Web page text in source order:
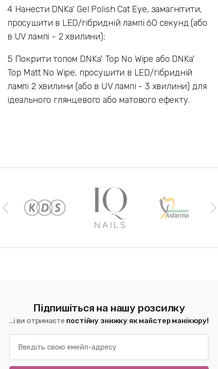
4 Нанести DNKa' Gel Polish Cat Eye, замагнітити,
просушити в LED/гібридній лампі 60 секунд (або
в UV лампі - 2 хвилини);
5 Покрити топом DNKa' Top No Wipe або DNKa'
Top Matt No Wipe, просушити в LED/гібридній
лампі 2 хвилини (або в UV лампі - 3 хвилини) для
ідеального глянцевого або матового ефекту.
Підпишіться на нашу розсилку
...і ви отримаєте постійну знижку як майстер манікюру!